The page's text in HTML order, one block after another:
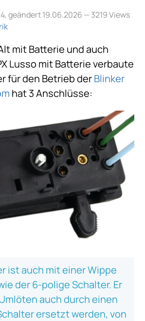
geändert 19.06.2026 — 3219 Views
mit Batterie und auch
Lusso mit Batterie verbaute
für den Betrieb derBlinker
hat 3 Anschlüsse:
ist auch mit einer Wippe
der 6-polige Schalter. Er
auch durch einen
ersetzt werden, von